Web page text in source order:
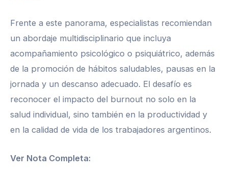
Frente a este panorama, especialistas recomiendan
un abordaje multidisciplinario que incluya
acompañamiento psicológico o psiquiátrico, además
de la promoción de hábitos saludables, pausas en la
jornada y un descanso adecuado. El desafío es
reconocer el impacto del burnout no solo en la
salud individual, sino también en la productividad y
en la calidad de vida de los trabajadores argentinos.
Ver Nota Completa: